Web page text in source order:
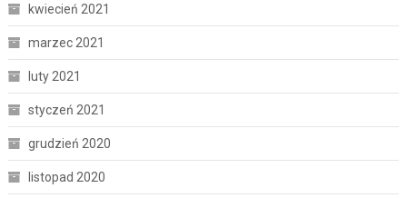
kwiecień 2021
marzec 2021
luty 2021
styczeń 2021
grudzień 2020
listopad 2020